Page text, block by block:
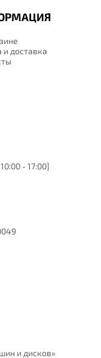
и дисков»
и доставка
- 17:00]